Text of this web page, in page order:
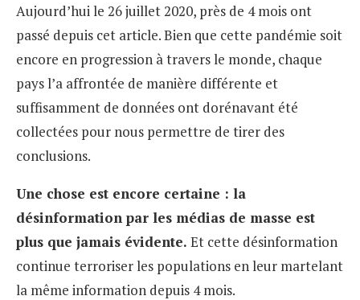
Aujourd’hui le 26 juillet 2020, près de 4 mois ont
passé depuis cet article. Bien que cette pandémie soit
encore en progression à travers le monde, chaque
pays l’a affrontée de manière différente et
suffisamment de données ont dorénavant été
collectées pour nous permettre de tirer des
conclusions.
Une chose est encore certaine : la
désinformation par les médias de masse est
plus que jamais évidente. Et cette désinformation
continue terroriser les populations en leur martelant
la même information depuis 4 mois.